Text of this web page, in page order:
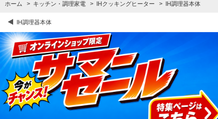
ホーム > キッチン・調理家電 > IHクッキングヒーター > IH調理器本体
IH調理器本体